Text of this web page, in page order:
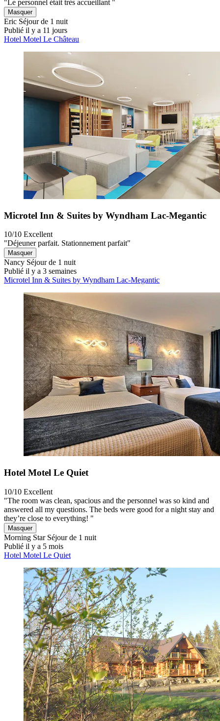
"Le personnel était très accueillant "
Masquer
Eric Séjour de 1 nuit
Publié il y a 11 jours
Hotel Motel Le Château
Microtel Inn & Suites by Wyndham Lac-Megantic
10/10 Excellent
"Déjeuner parfait. Stationnement parfait"
Masquer
Nancy Séjour de 1 nuit
Publié il y a 3 semaines
Microtel Inn & Suites by Wyndham Lac-Megantic
Hotel Motel Le Quiet
10/10 Excellent
"The room was clean, spacious and the personnel was so kind and
answered all my questions. The beds were good for a night stay and
they’re close to everything! "
Masquer
Morning StarSéjour de 1 nuit
Publié il y a 5 mois
Hotel Motel Le Quiet